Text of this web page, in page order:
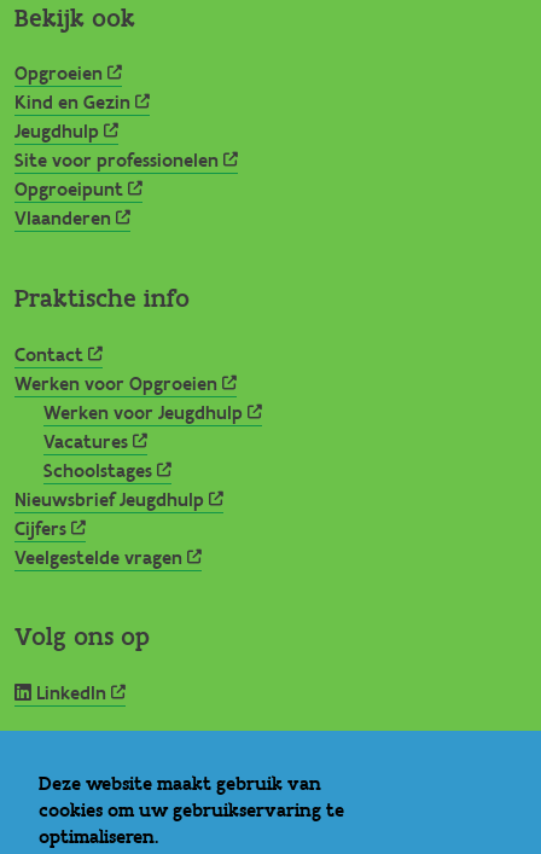
Deze website maakt gebruik van
cookies om uw gebruikservaring te
optimaliseren.
Bekijk ook
Opgroeien
Kind en Gezin
Jeugdhulp
Site voor professionelen
Opgroeipunt
Vlaanderen
Praktische info
Contact
Werken voor Opgroeien
Werken voor Jeugdhulp
Vacatures
Schoolstages
Nieuwsbrief Jeugdhulp
Cijfers
Veelgestelde vragen
Volg ons op
LinkedIn
Nuttige links